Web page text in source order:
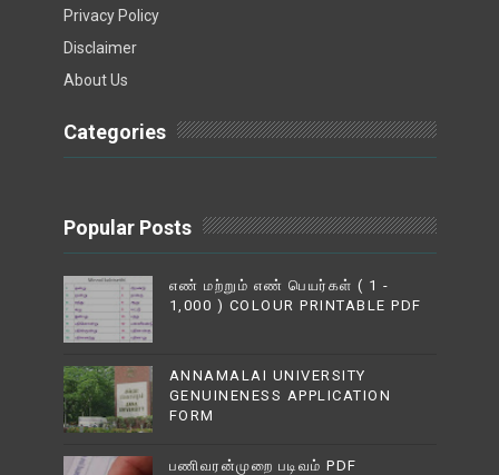
Privacy Policy
Disclaimer
About Us
Categories
Popular Posts
எண் மற்றும் எண் பெயர்கள் ( 1 -
1,000 ) COLOUR PRINTABLE PDF
ANNAMALAI UNIVERSITY
GENUINENESS APPLICATION
FORM
பணிவரன்முறை படிவம் PDF